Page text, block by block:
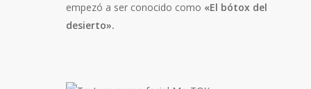
empezó a ser conocido como «El bótox del
desierto».